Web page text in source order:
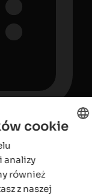
cookie
analizy
również
z naszej